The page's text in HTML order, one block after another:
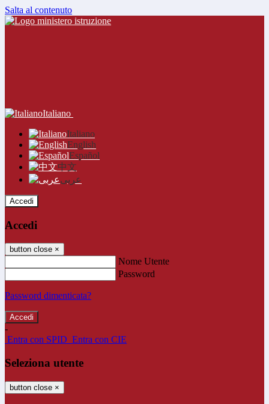
Salta al contenuto
Italiano
Italiano
English
Español
中文
عربى
Accedi
Accedi
button close ×
Nome Utente
Password
Password dimenticata?
-
Entra con SPID Entra con CIE
Seleziona utente
button close ×